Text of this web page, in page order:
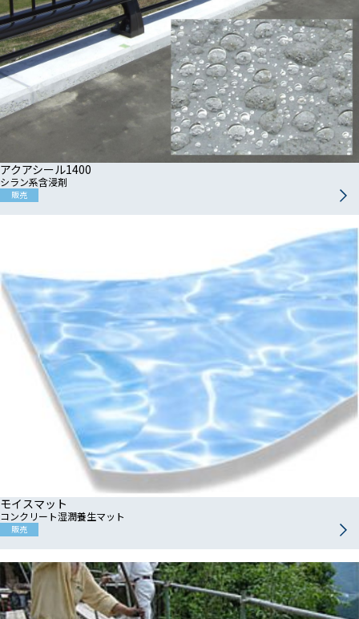
アクアシール1400
シラン系含浸剤
販売
モイスマット
コンクリート湿潤養生マット
販売